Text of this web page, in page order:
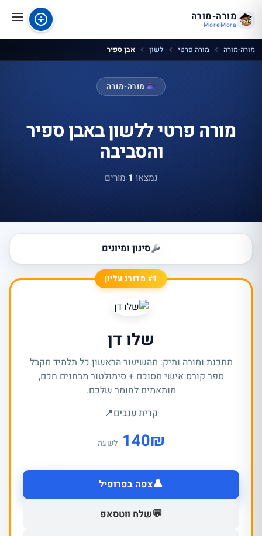
מורה-מורה
MoreMora
מורה-מורה מורה פרטי לשון אבן ספיר
מורה-מורה
מורה פרטי ללשון באבן ספיר
והסביבה
נמצאו 1 מורים
סינון ומיונים
#1 מדורג עליון
שלו דן
מתכנת ומורה ותיק: מהשיעור הראשון כל תלמיד מקבל
ספר קורס אישי מסוכם + סימולטור מבחנים חכם,
מותאמים לחומר שלכם.
קרית ענבים📍
₪
140 לשעה
👤צפה בפרופיל
💬שלח ווטסאפ